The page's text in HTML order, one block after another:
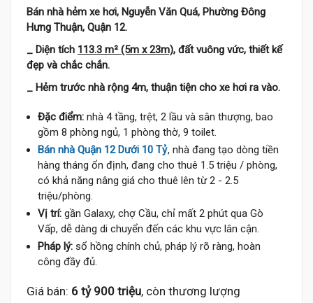
Bán nhà hẻm xe hơi, Nguyễn Văn Quá, Phường Đông
Hưng Thuận, Quận 12.
_ Diện tích 113.3 m² (5m x 23m), đất vuông vức, thiết kế
đẹp và chắc chắn.
_ Hẻm trước nhà rộng 4m, thuận tiện cho xe hơi ra vào.
Đặc điểm: nhà 4 tầng, trệt, 2 lầu và sân thượng, bao
gồm 8 phòng ngủ, 1 phòng thờ, 9 toilet.
Bán nhà Quận 12 Dưới 10 Tỷ, nhà đang tạo dòng tiền
hàng tháng ổn định, đang cho thuê 1.5 triệu / phòng,
có khả năng nâng giá cho thuê lên từ 2 - 2.5
triệu/phòng.
Vị trí: gần Galaxy, chợ Cầu, chỉ mất 2 phút qua Gò
Vấp, dễ dàng di chuyển đến các khu vực lân cận.
Pháp lý: sổ hồng chính chủ, pháp lý rõ ràng, hoàn
công đầy đủ.
Giá bán: 6 tỷ 900 triệu, còn thương lượng